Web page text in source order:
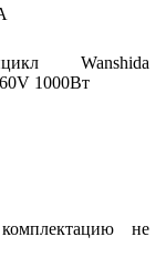
Wanshida
1000Вт
не